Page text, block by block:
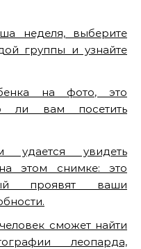
неделя, выберите
группы и узнайте
на фото, это
ли вам посетить
удается увидеть
этом снимке: это
проявят ваши
сможет найти
леопарда,